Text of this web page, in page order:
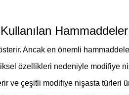
Ancak en önemli
özellikleri nedeniyle modifiye
ve çeşitli modifiye nişasta türleri